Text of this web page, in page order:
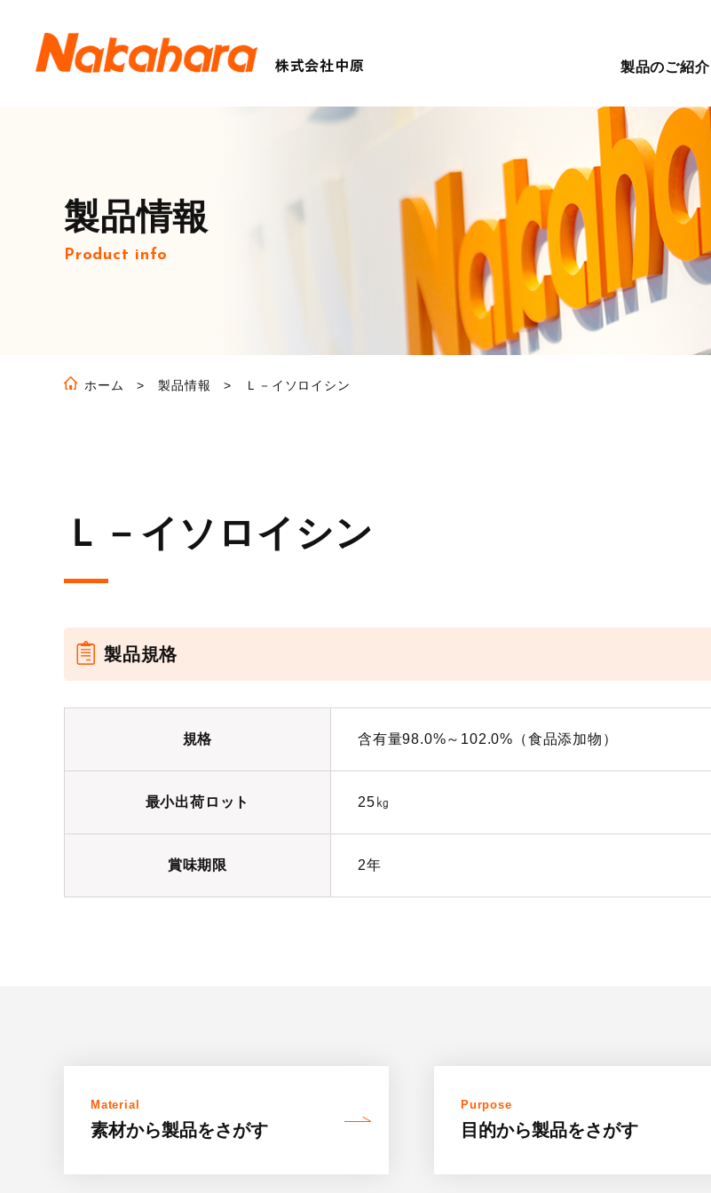
製品のご紹介
製品情報
Product info
ホーム 製品情報 Ｌ－イソロイシン
Ｌ－イソロイシン
製品規格
規格 含有量98.0%～102.0%（食品添加物）
最小出荷ロット 25㎏
賞味期限 2年
Material
素材から製品をさがす
Purpose
目的から製品をさがす